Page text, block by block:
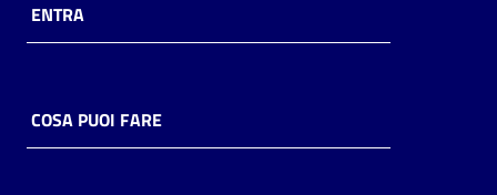
Risorse
online
ENTRA
COSA PUOI FARE